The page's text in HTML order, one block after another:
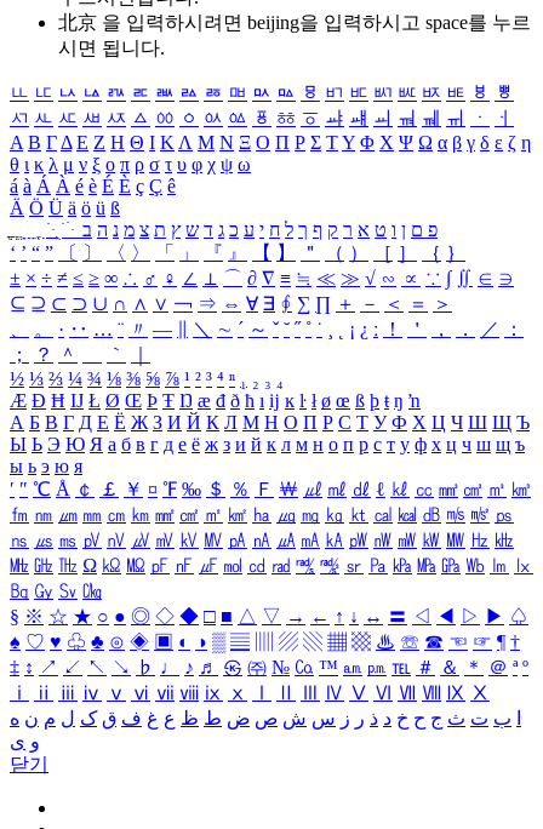
北京 을 입력하시려면 beijing을 입력하시고 space를 누르
시면 됩니다.
ㅥ ㅦ ㅧ ㅨ ㅩ ㅪ ㅫ ㅬ ㅭ ㅮ ㅯ ㅰ ㅱ ㅲ ㅳ ㅴ ㅵ ㅶ ㅷ ㅸ
ㅹ
ㅺ ㅻ ㅼ ㅽ ㅾ ㅿ ㆀ ㆁ ㆂ ㆃ ㆄ ㆅ ㆆ ㆇ ㆈ ㆉ ㆊ ㆋ ㆌ ㆍ
ㆎ
Α Β ΓΔ Ε Ζ Η Θ Ι ΚΛ Μ Ν Ξ Ο Π Ρ Σ ΤΥ Φ Χ Ψ Ω α β γ δ ε ζ η
θ ι κ λ μ ν ξ ο π ρ σ τ υ φ χ ψ ω
á à Á À é è É È ç Ç ê
Ä Ö Ü ä ö ü ß
ִֶֹ ֻּ ׁׂ פ ם ן ו ט א ר ק ף ך ל ח י ע כ ג ד ש ץ ת צ מ נ ה ב
‘ ’ “ ” 〔 〕 〈 〉 「 」 『 』 【 】 ＂ （ ） ［ ］ ｛ ｝
± × ÷ ≠ ≤ ≥ ∞ ∴ ♂ ♀ ∠ ⊥ ⌒ ∂ ∇ ≡ ≒ ≪ ≫ √ ∽ ∝ ∵ ∫ ∬ ∈ ∋
⊆ ⊇ ⊂ ⊃ ∪ ∩ ∧ ∨ ￢ ⇒ ⇔ ∀ ∃ ∮ ∑ ∏ ＋ － ＜ ＝
＞
、
。 · ‥ … ¨ 〃 ― ＼ ∼ ´ ～ ˇ ˘ ˝ ˚ ˙ ¸ ¡ ¿ ː ！ ＇ ， ． ／
：
；
？ ＾ ｀
½ ⅓ ⅔ ¼ ¾ ⅛ ⅜ ⅝ ⅞ ¹ ² ³ ⁴ ⁿ ₁ ₂ ₃ ₄
Æ Ð Ħ Ĳ Ł Ø Œ Þ Ŧ Ŋ æ đ ð ħ ı ĳ ĸ ŀ ł ø œ ß þ ŧ ŋ ŉ
А Б В Г Д Е Ё Ж З И Й К Л М Н О П Р С Т У Ф Х Ц Ч Ш Щ Ъ
Ы Ь Э Ю Я а б в г д е ё ж з и й к л м н о п р с т у ф х ц ч ш щ ъ
ы ь э ю я
′ ″ ℃ Å ￠ ￡ ￥ ¤ ℉ ‰ ＄ ％ Ｆ ￦ ㎕ ㎖ ㎗ ℓ ㎘ ㏄ ㎣ ㎤ ㎥ ㎦
㎙ ㎚ ㎛ ㎜ ㎝ ㎞ ㎟ ㎠ ㎡ ㎢ ㏊ ㎍ ㎎ ㎏ ㏏ ㎈ ㎉ ㏈ ㎧ ㎨ ㎰
㎱ ㎲ ㎳ ㎴ ㎵ ㎶ ㎷ ㎸ ㎹ ㎀ ㎁ ㎂ ㎃ ㎄ ㎺ ㎻ ㎽ ㎾ ㎿ ㎐ ㎑
㎒ ㎓ ㎔ Ω ㏀ ㏁ ㎊ ㎋ ㎌ ㏖ ㏅ ㎭ ㎮ ㎯ ㏛ ㎩ ㎪ ㎫ ㎬ ㏝ ㏐
㏓
㏃ ㏉ ㏜ ㏆
§ ※ ☆ ★ ○ ● ◎ ◇ ◆ □ ■ △ ▽ → ← ↑ ↓ ↔ 〓 ◁ ◀ ▷ ▶ ♤
♠ ♡ ♥ ♧ ♣ ⊙ ◈ ▣ ◐ ◑ ▒ ▤ ▨ ▧ ▦ ▩ ♨ ☏ ☎ ☜ ☞ ¶ †
‡ ↕ ↗ ↙ ↖ ↘ ♭ ♩ ♪ ♬ ㉿ ㈜ № ㏇ ™ ㏂ ㏘ ℡ ＃ ＆ ＊ ＠ ª º
ⅰ
ⅱ ⅲ ⅳ ⅴ ⅵ ⅶ ⅷ ⅸ ⅹ Ⅳ Ⅴ Ⅵ Ⅶ Ⅷ Ⅸ Ⅹ
ب ت ث ج ح خ د ذ ر ز س ش ص ض ط ظ ع غ ف ق ک ل م ن ه
و ی
닫기